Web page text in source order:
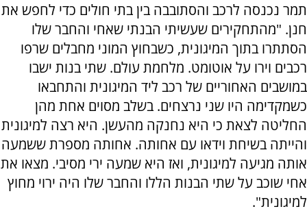
תמר נכנסה לרכב והסתובבה בין בתי חולים כדי לחפש את
חנן. "מהתחקירים שעשיתי הבנתי שאחי והחבר שלו
הסתתרו בתוך המיגונית, כשבחוץ המוני מחבלים שרפו
רכבים וירו על אוטומט. מלחמת עולם. שתי בנות ישבו
במושבים האחוריים של רכב ליד המיגונית והתחבאו
כשמקדימה היו שני נרצחים. בשלב מסוים אחת מהן
החליטה לצאת כי היא נחנקה מהעשן. היא רצה למיגונית
והייתה בשיחת וידאו עם אחותה. אחותה מספרת ששמעה
אותה מגיעה למיגונית, ואז היא שמעה ירי מסיבי. מצאו את
אחי שוכב על שתי הבנות הללו והחבר שלו היה ירוי מחוץ
למיגונית".